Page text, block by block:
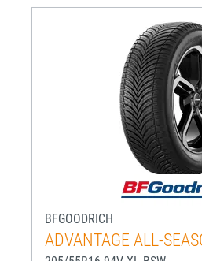
BFGOODRICH
ADVANTAGE ALL-